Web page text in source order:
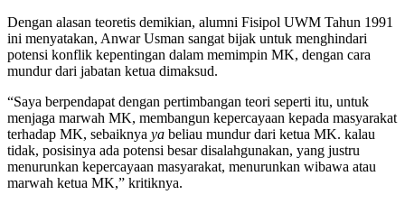
Dengan alasan teoretis demikian, alumni Fisipol UWM Tahun 1991
ini menyatakan, Anwar Usman sangat bijak untuk menghindari
potensi konflik kepentingan dalam memimpin MK, dengan cara
mundur dari jabatan ketua dimaksud.
“Saya berpendapat dengan pertimbangan teori seperti itu, untuk
menjaga marwah MK, membangun kepercayaan kepada masyarakat
terhadap MK, sebaiknya ya beliau mundur dari ketua MK. kalau
tidak, posisinya ada potensi besar disalahgunakan, yang justru
menurunkan kepercayaan masyarakat, menurunkan wibawa atau
marwah ketua MK,” kritiknya.